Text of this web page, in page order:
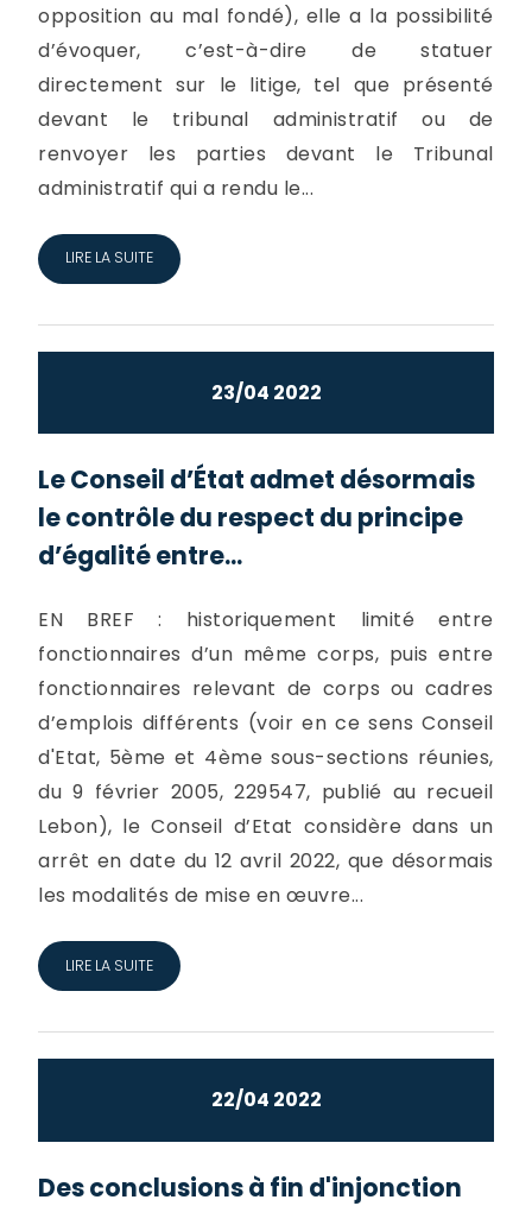
opposition au mal fondé), elle a la possibilité
d’évoquer, c’est-à-dire de statuer
directement sur le litige, tel que présenté
devant le tribunal administratif ou de
renvoyer les parties devant le Tribunal
administratif qui a rendu le...
LIRE LA SUITE
23/04 2022
Le Conseil d’État admet désormais
le contrôle du respect du principe
d’égalité entre...
EN BREF : historiquement limité entre
fonctionnaires d’un même corps, puis entre
fonctionnaires relevant de corps ou cadres
d’emplois différents (voir en ce sens Conseil
d'Etat, 5ème et 4ème sous-sections réunies,
du 9 février 2005, 229547, publié au recueil
Lebon), le Conseil d’Etat considère dans un
arrêt en date du 12 avril 2022, que désormais
les modalités de mise en œuvre...
LIRE LA SUITE
22/04 2022
Des conclusions à fin d'injonction